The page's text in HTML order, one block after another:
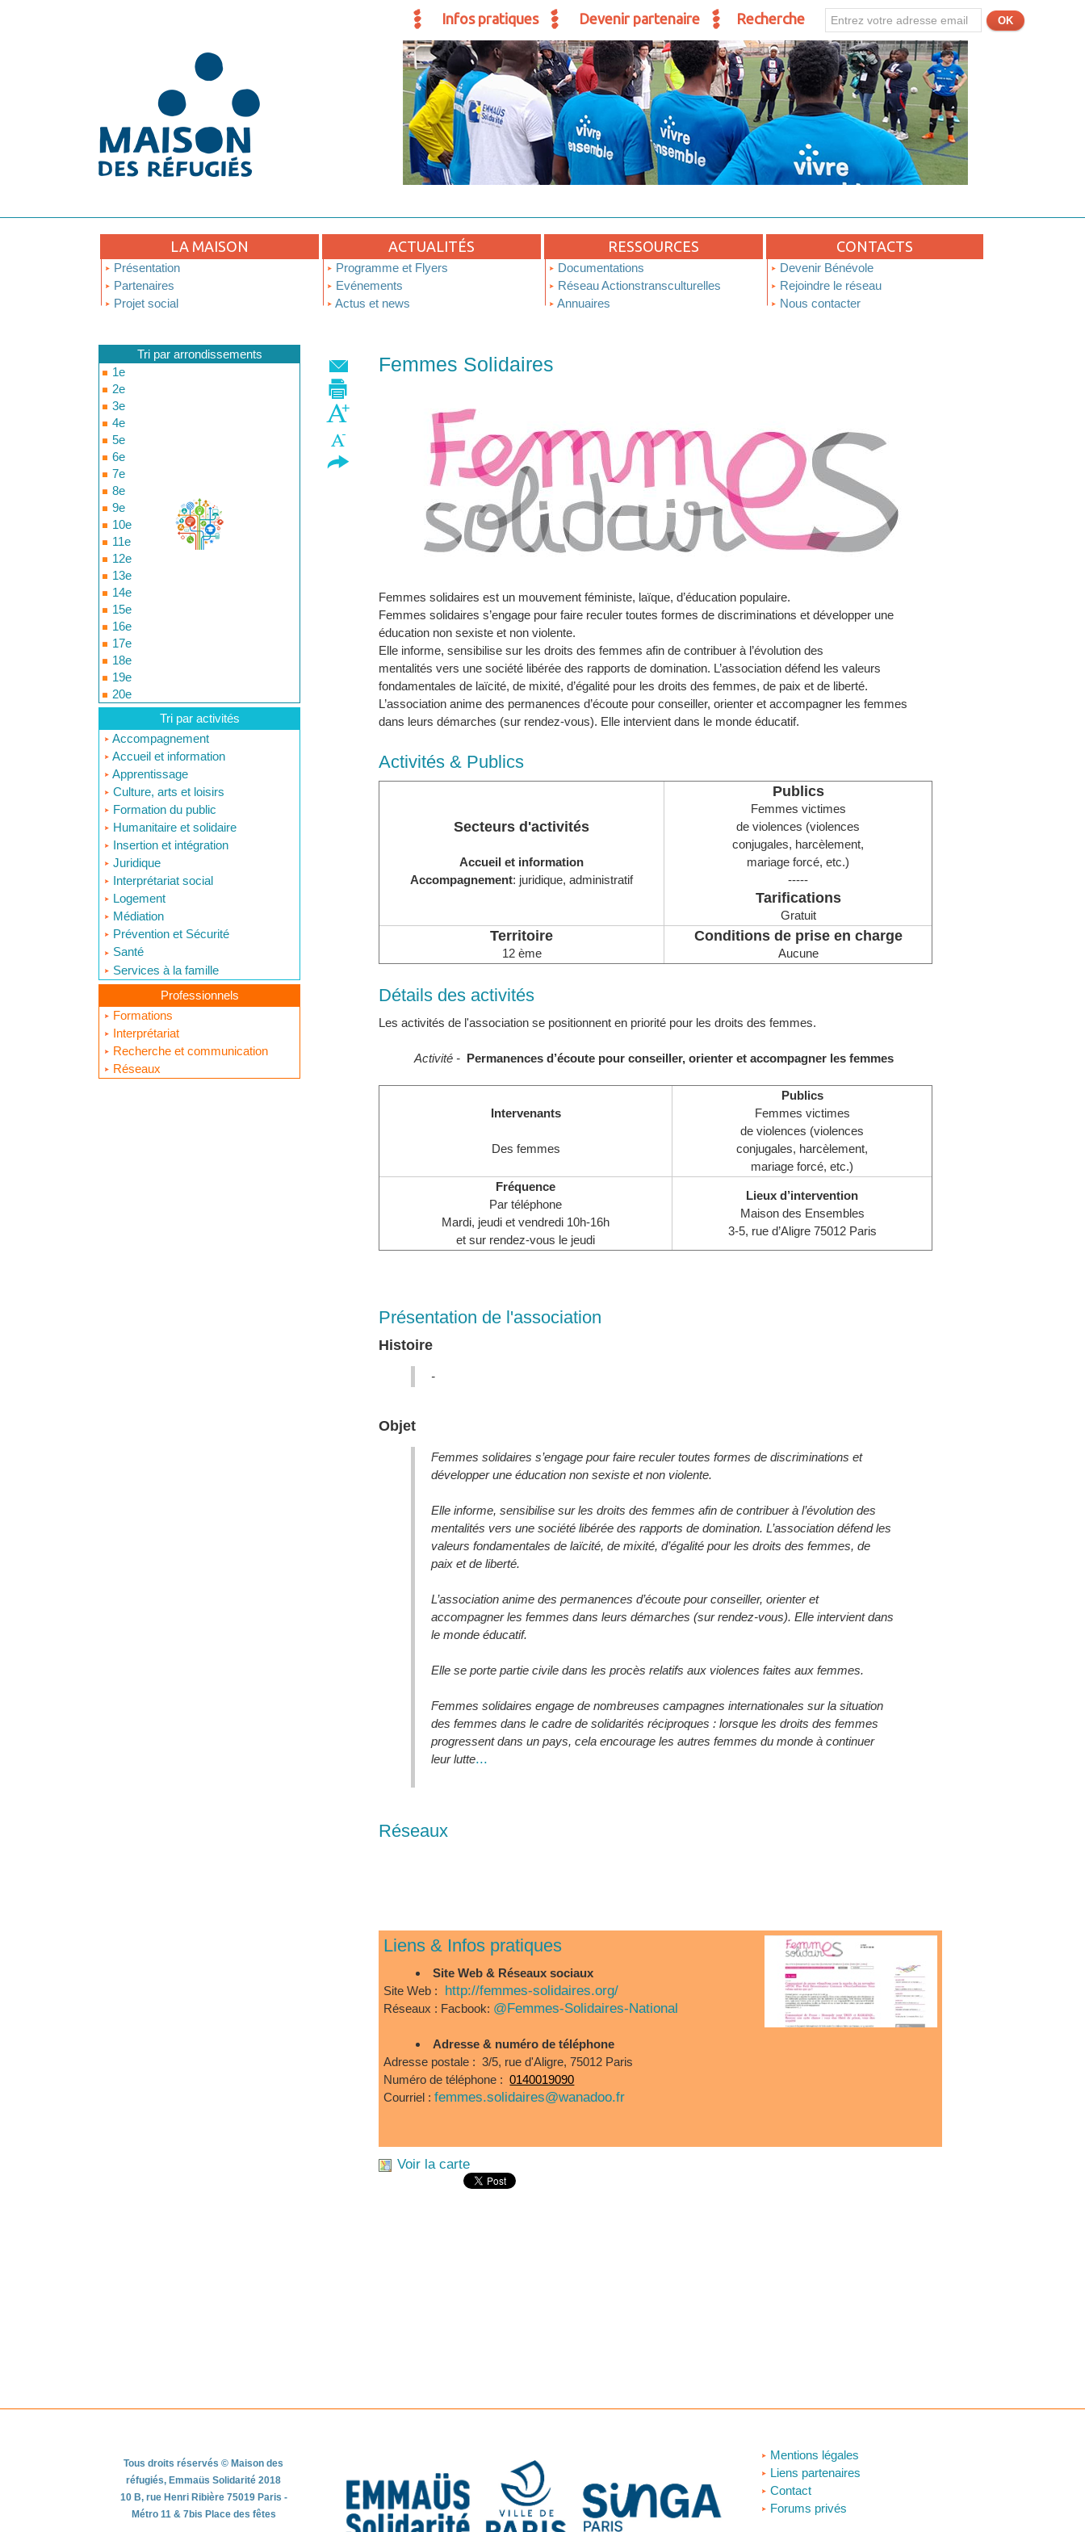
Infos pratiques Devenir partenaire Recherche
LA MAISON
Présentation
Partenaires
Projet social
ACTUALITÉS
Programme et Flyers
Evénements
Actus et news
RESSOURCES
Documentations
Réseau Actionstransculturelles
Annuaires
CONTACTS
Devenir Bénévole
Rejoindre le réseau
Nous contacter
Tri par arrondissements
1e
2e
3e
4e
5e
6e
7e
8e
9e
10e
11e
12e
13e
14e
15e
16e
17e
18e
19e
20e
Tri par activités
Accompagnement
Accueil et information
Apprentissage
Culture, arts et loisirs
Formation du public
Humanitaire et solidaire
Insertion et intégration
Juridique
Interprétariat social
Logement
Médiation
Prévention et Sécurité
Santé
Services à la famille
Professionnels
Formations
Interprétariat
Recherche et communication
Réseaux
Femmes Solidaires
Femmes solidaires est un mouvement féministe, laïque, d’éducation populaire.
Femmes solidaires s’engage pour faire reculer toutes formes de discriminations et développer une
éducation non sexiste et non violente.
Elle informe, sensibilise sur les droits des femmes afin de contribuer à l’évolution des
mentalités vers une société libérée des rapports de domination. L’association défend les valeurs
fondamentales de laïcité, de mixité, d’égalité pour les droits des femmes, de paix et de liberté.
L’association anime des permanences d’écoute pour conseiller, orienter et accompagner les femmes
dans leurs démarches (sur rendez-vous). Elle intervient dans le monde éducatif.
Activités & Publics
Secteurs d'activités
Accueil et information
Accompagnement: juridique, administratif
Publics
Femmes victimes
de violences (violences
conjugales, harcèlement,
mariage forcé, etc.)
-----
Tarifications
Gratuit
Territoire
12 ème
Conditions de prise en charge
Aucune
Détails des activités
Les activités de l'association se positionnent en priorité pour les droits des femmes.
Activité - Permanences d’écoute pour conseiller, orienter et accompagner les femmes
Intervenants
Des femmes
Publics
Femmes victimes
de violences (violences
conjugales, harcèlement,
mariage forcé, etc.)
Fréquence
Par téléphone
Mardi, jeudi et vendredi 10h-16h
et sur rendez-vous le jeudi
Lieux d’intervention
Maison des Ensembles
3-5, rue d’Aligre 75012 Paris
Présentation de l'association
Histoire
-
Objet
Femmes solidaires s’engage pour faire reculer toutes formes de discriminations et
développer une éducation non sexiste et non violente.
Elle informe, sensibilise sur les droits des femmes afin de contribuer à l’évolution des
mentalités vers une société libérée des rapports de domination. L’association défend les
valeurs fondamentales de laïcité, de mixité, d’égalité pour les droits des femmes, de
paix et de liberté.
L’association anime des permanences d’écoute pour conseiller, orienter et
accompagner les femmes dans leurs démarches (sur rendez-vous). Elle intervient dans
le monde éducatif.
Elle se porte partie civile dans les procès relatifs aux violences faites aux femmes.
Femmes solidaires engage de nombreuses campagnes internationales sur la situation
des femmes dans le cadre de solidarités réciproques : lorsque les droits des femmes
progressent dans un pays, cela encourage les autres femmes du monde à continuer
leur lutte...
Réseaux
Liens & Infos pratiques
Site Web & Réseaux sociaux
Site Web :
http://femmes-solidaires.org/
Réseaux : Facbook: @Femmes-Solidaires-National
Adresse & numéro de téléphone
Adresse postale : 3/5, rue d'Aligre, 75012 Paris
Numéro de téléphone :0140019090
Courriel :femmes.solidaires@wanadoo.fr
Voir la carte
Tous droits réservés © Maison des
réfugiés, Emmaüs Solidarité 2018
10 B, rue Henri Ribière 75019 Paris -
Métro 11 & 7bis Place des fêtes
Mentions légales
Liens partenaires
Contact
Forums privés